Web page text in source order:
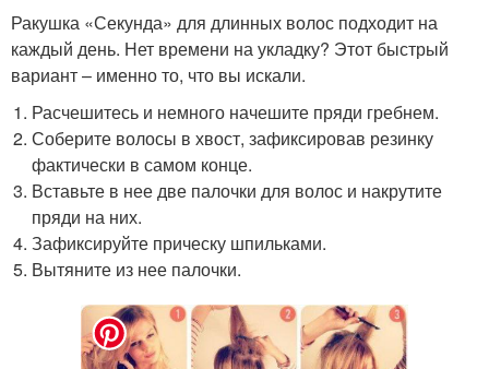
Ракушка «Секунда» для длинных волос подходит на
каждый день. Нет времени на укладку? Этот быстрый
вариант – именно то, что вы искали.
Расчешитесь и немного начешите пряди гребнем.
Соберите волосы в хвост, зафиксировав резинку
фактически в самом конце.
Вставьте в нее две палочки для волос и накрутите
пряди на них.
Зафиксируйте прическу шпильками.
Вытяните из нее палочки.